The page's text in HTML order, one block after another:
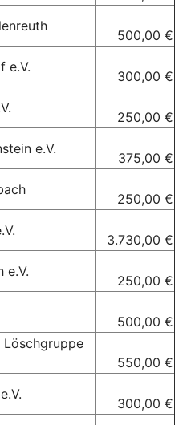
500,00 €
e.V.
300,00 €
250,00 €
e.V.
375,00 €
250,00 €
3.730,00 €
e.V.
250,00 €
500,00 €
Löschgruppe
550,00 €
300,00 €